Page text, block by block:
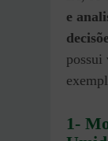
e
possui
1-